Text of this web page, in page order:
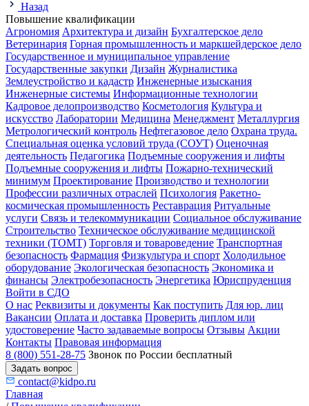
Назад
Повышение квалификации
Агрономия Архитектура и дизайн Бухгалтерское дело
Ветеринария Горная промышленность и маркшейдерское дело
Государственное и муниципальное управление
Государственные закупки Дизайн Журналистика
Землеустройство и кадастр Инженерные изыскания
Инженерные системы Информационные технологии
Кадровое делопроизводство Косметология Культура и
искусство Лаборатории Медицина Менеджмент Металлургия
Метрологический контроль Нефтегазовое дело Охрана труда.
Специальная оценка условий труда (СОУТ) Оценочная
деятельность Педагогика Подъемные сооружения и лифты
Подъемные сооружения и лифты Пожарно-технический
минимум Проектирование Производство и технологии
Профессии различных отраслей Психология Ракетно-
космическая промышленность Реставрация Ритуальные
услуги Связь и телекоммуникации Социальное обслуживание
Строительство Техническое обслуживание медицинской
техники (ТОМТ) Торговля и товароведение Транспортная
безопасность Фармация Физкультура и спорт Холодильное
оборудование Экологическая безопасность Экономика и
финансы Электробезопасность Энергетика Юриспруденция
Войти в СДО
О нас Реквизиты и документы Как поступить Для юр. лиц
Вакансии Оплата и доставка Проверить диплом или
удостоверение Часто задаваемые вопросы Отзывы Акции
Контакты Правовая информация
8 (800) 551-28-75 Звонок по России бесплатный
Задать вопрос
contact@kidpo.ru
Главная